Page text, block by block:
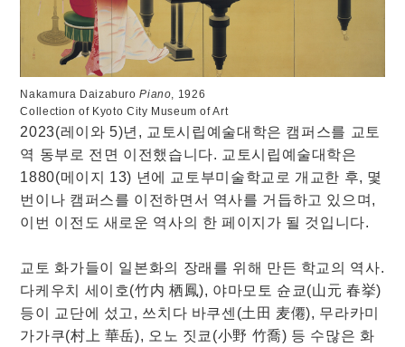
Nakamura DaizaburoPiano, 1926
Collection of Kyoto City Museum of Art
2023(레이와 5)년, 교토시립예술대학은 캠퍼스를 교토
역 동부로 전면 이전했습니다. 교토시립예술대학은
1880(메이지 13) 년에 교토부미술학교로 개교한 후, 몇
번이나 캠퍼스를 이전하면서 역사를 거듭하고 있으며,
이번 이전도 새로운 역사의 한 페이지가 될 것입니다.
교토 화가들이 일본화의 장래를 위해 만든 학교의 역사.
다케우치 세이호(竹内 栖鳳), 야마모토 슌쿄(山元 春挙)
등이 교단에 섰고, 쓰치다 바쿠센(土田 麦僊), 무라카미
가가쿠(村上 華岳), 오노 짓쿄(小野 竹喬) 등 수많은 화